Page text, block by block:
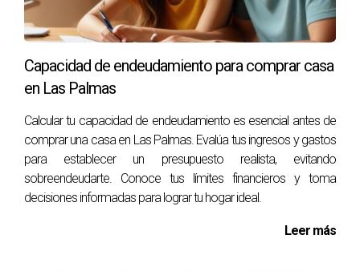
vender?
Aunque no es obligatorio, realizar reparaciones menores
puede aumentar considerablemente el atractivo y valor
percibido por los compradores potenciales. Recuerda que
ayuda profesional personalizada. Si deseas iniciar este
viaje o tienes más preguntas sobre cómo manejar tu
hipoteca al vender tu propiedad, contacta hoy mismo a
Victor Quintana Santana para obtener una consulta gratuita
Capacidad de endeudamiento para comprar casa
en Las Palmas
Calcular tu capacidad de endeudamiento es esencial antes de
comprar una casa en Las Palmas. Evalúa tus ingresos y gastos
para establecer un presupuesto realista, evitando
sobreendeudarte. Conoce tus límites financieros y toma
decisiones informadas para lograr tu hogar ideal.
Leer más